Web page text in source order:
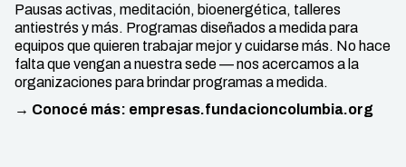
Pausas activas, meditación, bioenergética, talleres
antiestrés y más. Programas diseñados a medida para
equipos que quieren trabajar mejor y cuidarse más. No hace
falta que vengan a nuestra sede — nos acercamos a la
organizaciones para brindar programas a medida.
→ Conocé más: empresas.fundacioncolumbia.org